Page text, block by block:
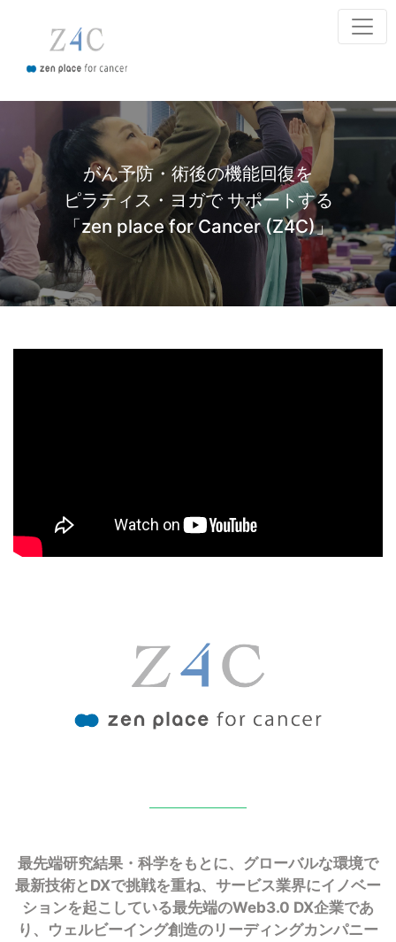
がん予防・術後の機能回復を
ピラティス・ヨガでサポートする
「zen place for Cancer (Z4C)」
最先端研究結果・科学をもとに、グローバルな環境で
最新技術とDXで挑戦を重ね、 サービス業界にイノベー
ションを起こしている最先端のWeb3.0 DX企業であ
り、ウェルビーイング創造のリーディングカンパニー